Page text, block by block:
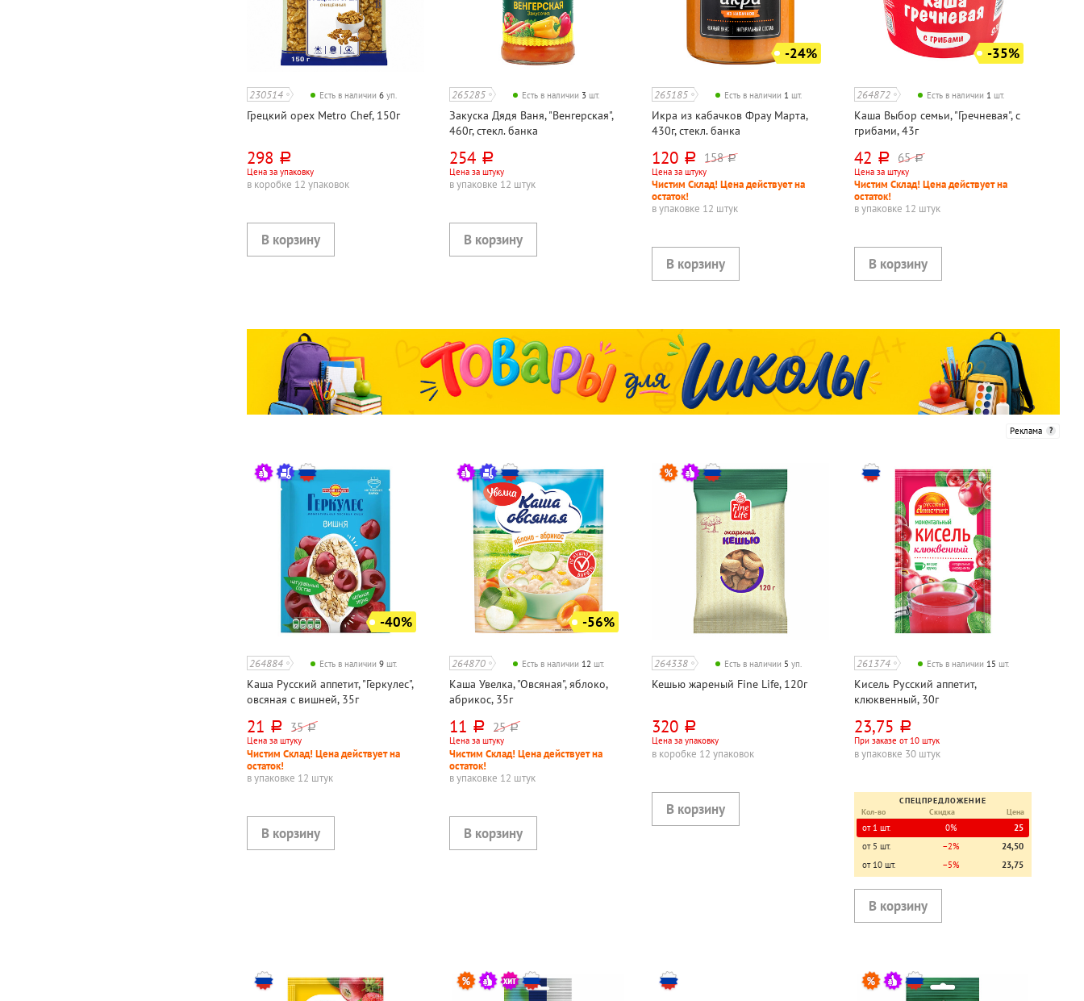
230514 Есть в наличии6 уп.
Грецкий орех Metro Chef, 150г
298 руб.
Цена за упаковку
в коробке 12 упаковок
265285 Есть в наличии 3 шт.
Закуска Дядя Ваня, "Венгерская",
460г, стекл. банка
254 руб.
Цена за штуку
в упаковке 12 штук
-24%
265185 Есть в наличии 1 шт.
Икра из кабачков Фрау Марта,
430г, стекл. банка
120 руб. 158 руб.
Цена за штуку
Чистим Склад! Цена действует на
остаток!
в упаковке 12 штук
-35%
264872 Есть в наличии 1 шт.
Каша Выбор семьи, "Гречневая", с
грибами, 43г
42 руб. 65 руб.
Цена за штуку
Чистим Склад! Цена действует на
остаток!
в упаковке 12 штук
Реклама
-40%
264884 Есть в наличии9 шт.
Каша Русский аппетит, "Геркулес",
овсяная с вишней, 35г
21 руб. 35 руб.
Цена за штуку
Чистим Склад! Цена действует на
остаток!
в упаковке 12 штук
-56%
264870 Есть в наличии 12 шт.
Каша Увелка, "Овсяная", яблоко,
абрикос, 35г
11 руб. 25 руб.
Цена за штуку
Чистим Склад! Цена действует на
остаток!
в упаковке 12 штук
264338 Есть в наличии 5 уп.
Кешью жареный Fine Life, 120г
320 руб.
Цена за упаковку
в коробке 12 упаковок
261374 Есть в наличии 15 шт.
Кисель Русский аппетит,
клюквенный, 30г
23,75 руб.
При заказе от 10 штук
в упаковке 30 штук
СПЕЦПРЕДЛОЖЕНИЕ
Кол-во
Скидка Цена
от 1 шт. 0%
25
от 5 шт.
−2%
24,50
от 10 шт.
−5% 23,75